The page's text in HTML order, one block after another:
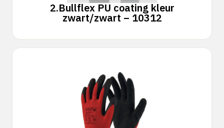
2.Bullflex PU coating kleur
zwart/zwart – 10312